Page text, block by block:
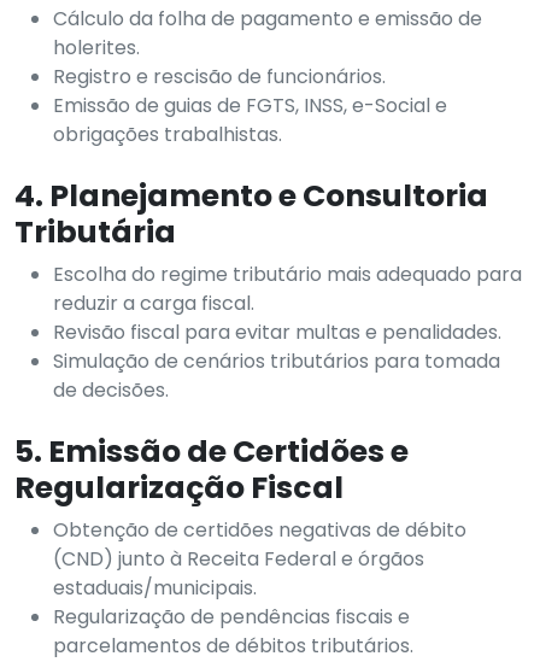
Cálculo da folha de pagamento e emissão de
holerites.
Registro e rescisão de funcionários.
Emissão de guias de FGTS, INSS, e-Social e
obrigações trabalhistas.
4. Planejamento e Consultoria
Tributária
Escolha do regime tributário mais adequado para
reduzir a carga fiscal.
Revisão fiscal para evitar multas e penalidades.
Simulação de cenários tributários para tomada
de decisões.
5. Emissão de Certidões e
Regularização Fiscal
Obtenção de certidões negativas de débito
(CND) junto à Receita Federal e órgãos
estaduais/municipais.
Regularização de pendências fiscais e
parcelamentos de débitos tributários.